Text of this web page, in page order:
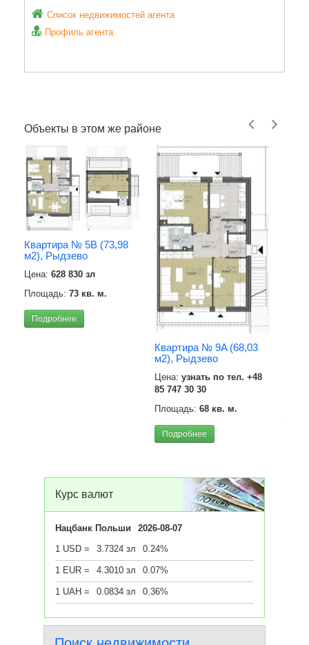
Список недвижимостей агента
Профиль агента
Объекты в этом же районе
Квартира № 5B (73,98
м2), Рыдзево
Цена: 628 830 зл
Площадь: 73 кв. м.
Подробнее
Квартира № 9A (68,03
м2), Рыдзево
Цена: узнать по тел. +48
85 747 30 30
Площадь: 68 кв. м.
Подробнее
Курс валют
Нацбанк Польши
2026-08-07
1 USD =
3.7324 зл 0.24%
1 EUR = 4.3010 зл 0.07%
1 UAH = 0.0834 зл 0.36%